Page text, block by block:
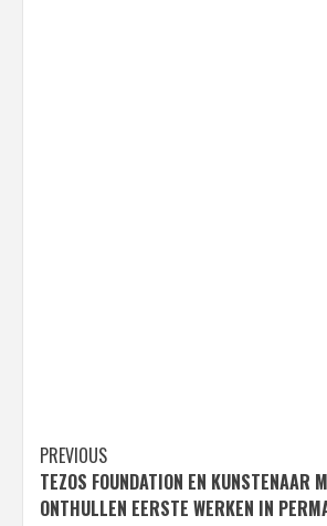
Post
navigation
PREVIOUS
TEZOS FOUNDATION EN KUNSTENAAR
ONTHULLEN EERSTE WERKEN IN